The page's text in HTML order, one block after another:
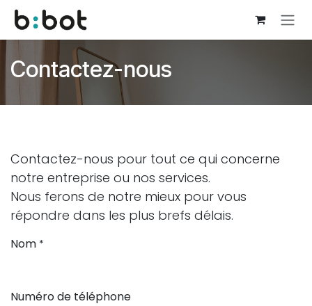
Se rendre au contenu
Contactez-nous
Contactez-nous pour tout ce qui concerne
notre entreprise ou nos services.
Nous ferons de notre mieux pour vous
répondre dans les plus brefs délais.
Nom *
Numéro de téléphone